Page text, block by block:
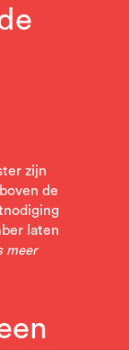
zijn
de
laten
meer